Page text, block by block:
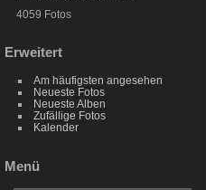
4059 Fotos
Erweitert
Am häufigsten angesehen
Neueste Fotos
Neueste Alben
Zufällige Fotos
Kalender
Menü